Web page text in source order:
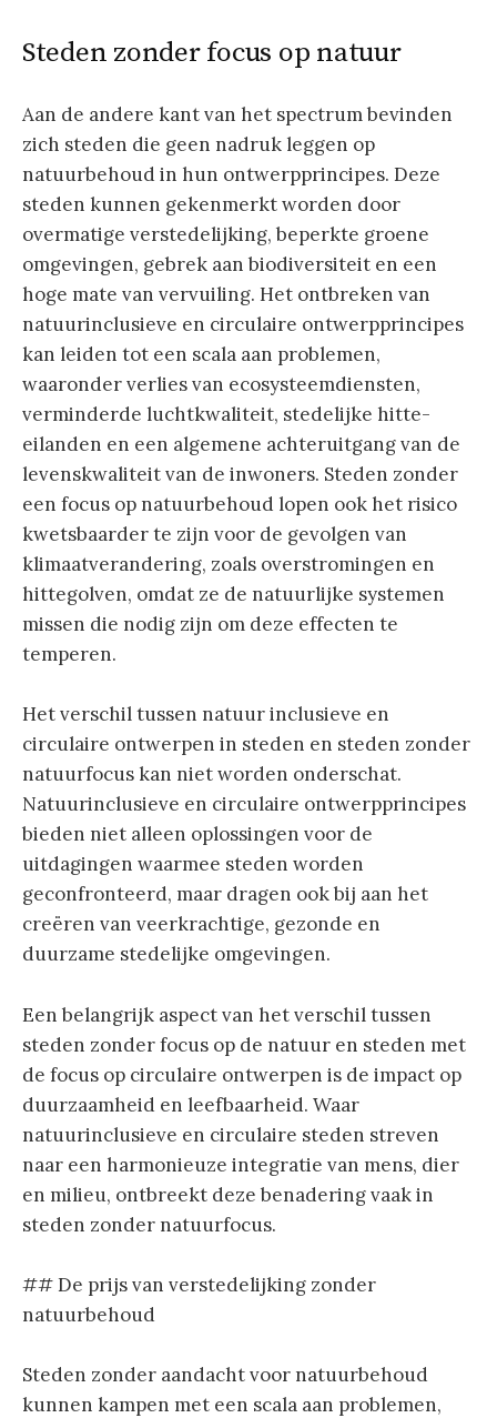
Steden zonder focus op natuur
Aan de andere kant van het spectrum bevinden
zich steden die geen nadruk leggen op
natuurbehoud in hun ontwerpprincipes. Deze
steden kunnen gekenmerkt worden door
overmatige verstedelijking, beperkte groene
omgevingen, gebrek aan biodiversiteit en een
hoge mate van vervuiling. Het ontbreken van
natuurinclusieve en circulaire ontwerpprincipes
kan leiden tot een scala aan problemen,
waaronder verlies van ecosysteemdiensten,
verminderde luchtkwaliteit, stedelijke hitte-
eilanden en een algemene achteruitgang van de
levenskwaliteit van de inwoners. Steden zonder
een focus op natuurbehoud lopen ook het risico
kwetsbaarder te zijn voor de gevolgen van
klimaatverandering, zoals overstromingen en
hittegolven, omdat ze de natuurlijke systemen
missen die nodig zijn om deze effecten te
temperen.
Het verschil tussen natuur inclusieve en
circulaire ontwerpen in steden en steden zonder
natuurfocus kan niet worden onderschat.
Natuurinclusieve en circulaire ontwerpprincipes
bieden niet alleen oplossingen voor de
uitdagingen waarmee steden worden
geconfronteerd, maar dragen ook bij aan het
creëren van veerkrachtige, gezonde en
duurzame stedelijke omgevingen.
Een belangrijk aspect van het verschil tussen
steden zonder focus op de natuur en steden met
de focus op circulaire ontwerpen is de impact op
duurzaamheid en leefbaarheid. Waar
natuurinclusieve en circulaire steden streven
naar een harmonieuze integratie van mens, dier
en milieu, ontbreekt deze benadering vaak in
steden zonder natuurfocus.
## De prijs van verstedelijking zonder
natuurbehoud
Steden zonder aandacht voor natuurbehoud
kunnen kampen met een scala aan problemen,